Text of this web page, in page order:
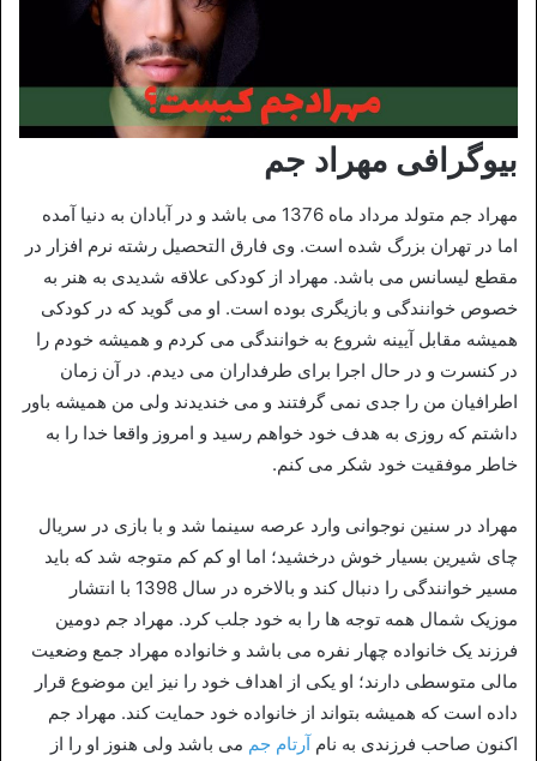
بیوگرافی مهراد جم
مهراد جم متولد مرداد ماه 1376 می باشد و در آبادان به دنیا آمده
اما در تهران بزرگ شده است. وی فارق التحصیل رشته نرم افزار در
مقطع لیسانس می باشد. مهراد از کودکی علاقه شدیدی به هنر به
خصوص خوانندگی و بازیگری بوده است. او می گوید که در کودکی
همیشه مقابل آیینه شروع به خوانندگی می کردم و همیشه خودم را
در کنسرت و در حال اجرا برای طرفداران می دیدم. در آن زمان
اطرافیان من را جدی نمی گرفتند و می خندیدند ولی من همیشه باور
داشتم که روزی به هدف خود خواهم رسید و امروز واقعا خدا را به
خاطر موفقیت خود شکر می کنم.
مهراد در سنین نوجوانی وارد عرصه سینما شد و با بازی در سریال
چای شیرین بسیار خوش درخشید؛ اما او کم کم متوجه شد که باید
مسیر خوانندگی را دنبال کند و بالاخره در سال 1398 با انتشار
موزیک شمال همه توجه ها را به خود جلب کرد. مهراد جم دومین
فرزند یک خانواده چهار نفره می باشد و خانواده مهراد جمع وضعیت
مالی متوسطی دارند؛ او یکی از اهداف خود را نیز این موضوع قرار
داده است که همیشه بتواند از خانواده خود حمایت کند. مهراد جم
اکنون صاحب فرزندی به نامآرتام جم می باشد ولی هنوز او را از